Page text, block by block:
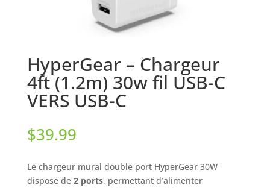
HyperGear – Chargeur
4ft (1.2m) 30w fil USB-C
VERS USB-C
$39.99
Le chargeur mural double port HyperGear 30W
dispose de 2 ports, permettant d’alimenter